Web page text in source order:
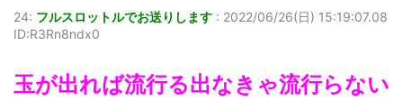
24: フルスロットルでお送りします : 2022/06/26(日) 15:19:07.08
ID:R3Rn8ndx0
玉が出れば流行る出なきゃ流行らない